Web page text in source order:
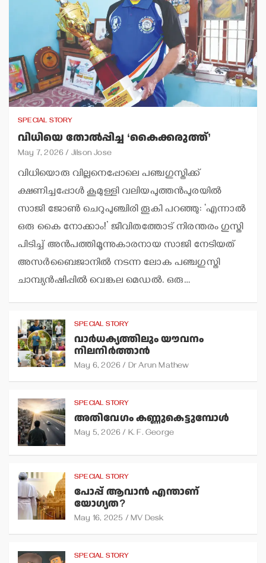
SPECIAL STORY
വിധിയെ തോല്‍പ്പിച്ച ‘കൈക്കരുത്ത്’
May 7, 2026 Jilson Jose
വിധിയൊരു വില്ലനെപ്പോലെ പഞ്ചഗുസ്തിക്ക്
ക്ഷണിച്ചപ്പോള്‍ കൂമുള്ളി വലിയപുത്തന്‍പുരയില്‍
സാജി ജോണ്‍ ചെറുപുഞ്ചിരി തൂകി പറഞ്ഞു: ‘എന്നാല്‍
ഒരു കൈ നോക്കാം!’ ജീവിതത്തോട് നിരന്തരം ഗുസ്തി
പിടിച്ച് അന്‍പത്തിമൂന്നുകാരനായ സാജി നേടിയത്
അസര്‍ബൈജാനില്‍ നടന്ന ലോക പഞ്ചഗുസ്തി
ചാമ്പ്യന്‍ഷിപ്പില്‍ വെങ്കല മെഡല്‍. ഒരു…
SPECIAL STORY
വാര്‍ധക്യത്തിലും യൗവനം
നിലനിര്‍ത്താന്‍
May 6, 2026 Dr Arun Mathew
SPECIAL STORY
അതിവേഗം കണ്ണുകെട്ടുമ്പോള്‍
May 5, 2026 K. F. George
SPECIAL STORY
പോപ്പ് ആവാന്‍ എന്താണ്
യോഗ്യത?
May 16, 2025 MV Desk
SPECIAL STORY